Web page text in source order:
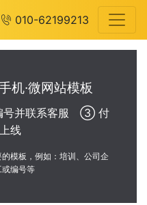
010-62199213
机·微网站模板
并联系客服 ③ 付
线
模板，例如：培训、公司企
编号等